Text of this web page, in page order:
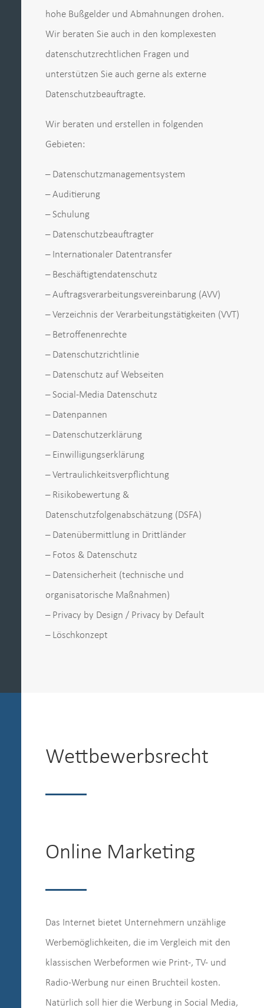
hohe Bußgelder und Abmahnungen drohen.
Wir beraten Sie auch in den komplexesten
datenschutzrechtlichen Fragen und
unterstützen Sie auch gerne als externe
Datenschutzbeauftragte.
Wir beraten und erstellen in folgenden
Gebieten:
– Datenschutzmanagementsystem
– Auditierung
– Schulung
– Datenschutzbeauftragter
– Internationaler Datentransfer
– Beschäftigtendatenschutz
– Auftragsverarbeitungsvereinbarung (AVV)
– Verzeichnis der Verarbeitungstätigkeiten (VVT)
– Betroffenenrechte
– Datenschutzrichtlinie
– Datenschutz auf Webseiten
– Social-Media Datenschutz
– Datenpannen
– Datenschutzerklärung
– Einwilligungserklärung
– Vertraulichkeitsverpflichtung
– Risikobewertung &
Datenschutzfolgenabschätzung (DSFA)
– Datenübermittlung in Drittländer
– Fotos & Datenschutz
– Datensicherheit (technische und
organisatorische Maßnahmen)
– Privacy by Design / Privacy by Default
– Löschkonzept
Wettbewerbsrecht
Online Marketing
Das Internet bietet Unternehmern unzählige
Werbemöglichkeiten, die im Vergleich mit den
klassischen Werbeformen wie Print-, TV- und
Radio-Werbung nur einen Bruchteil kosten.
Natürlich soll hier die Werbung in Social Media,